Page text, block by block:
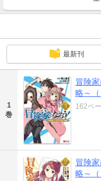
最新刊
1
巻
冒険
略～
162ペ
冒険
略～